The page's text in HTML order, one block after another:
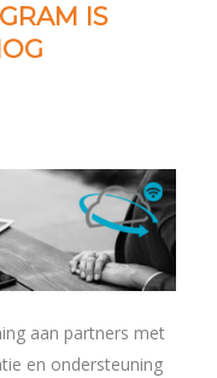
IS
aan partners met
en ondersteuning